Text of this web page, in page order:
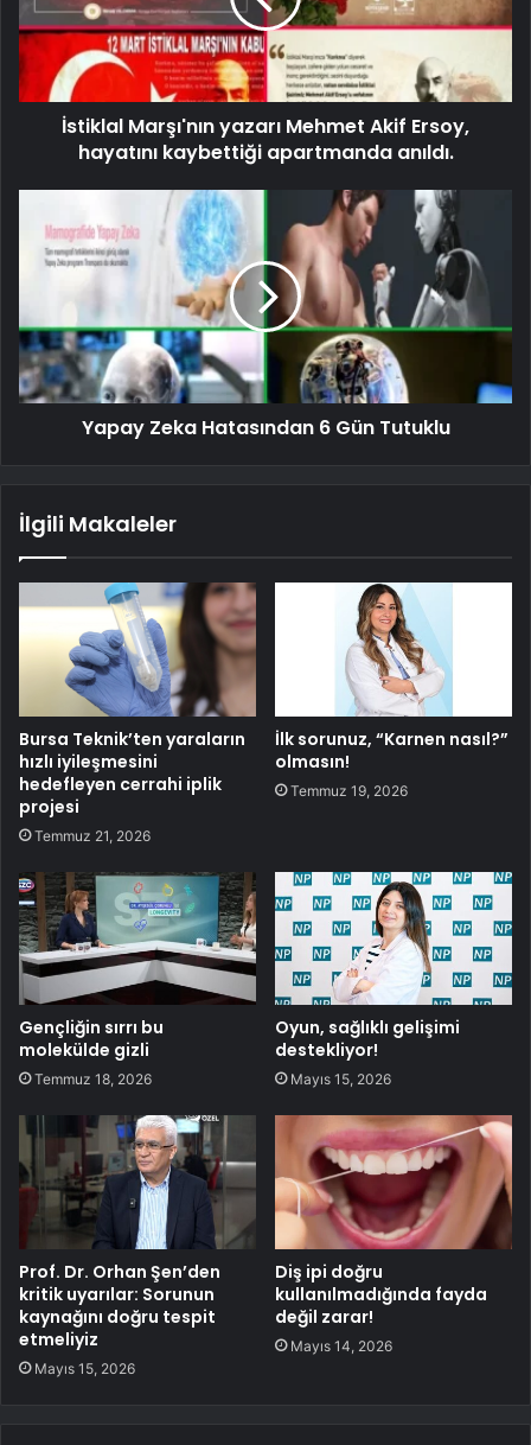
İstiklal Marşı'nın yazarı Mehmet Akif Ersoy,
hayatını kaybettiği apartmanda anıldı.
Yapay Zeka Hatasından 6 Gün Tutuklu
İlgili Makaleler
Bursa Teknik’ten yaraların
hızlı iyileşmesini
hedefleyen cerrahi iplik
projesi
Temmuz 21, 2026
İlk sorunuz, “Karnen nasıl?”
olmasın!
Temmuz 19, 2026
Gençliğin sırrı bu
molekülde gizli
Temmuz 18, 2026
Oyun, sağlıklı gelişimi
destekliyor!
Mayıs 15, 2026
Prof. Dr. Orhan Şen’den
kritik uyarılar: Sorunun
kaynağını doğru tespit
etmeliyiz
Mayıs 15, 2026
Diş ipi doğru
kullanılmadığında fayda
değil zarar!
Mayıs 14, 2026